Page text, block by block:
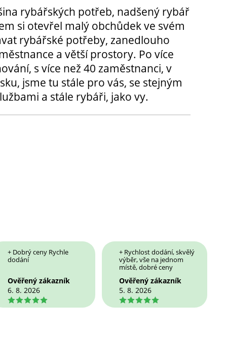
rybářských potřeb, nadšený rybář
si otevřel malý obchůdek ve svém
rybářské potřeby, zanedlouho
a větší prostory. Po více
s více než 40 zaměstnanci, v
jsme tu stále pro vás, se stejným
a stále rybáři, jako vy.
+ Dobrý ceny Rychle
dodání
Ověřený zákazník
6. 8. 2026
5
+ Rychlost dodání, skvělý
výběr, vše na jednom
místě, dobré ceny
Ověřený zákazník
5. 8. 2026
5